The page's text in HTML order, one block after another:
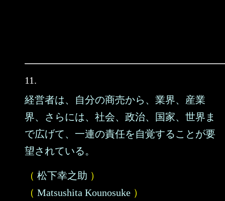
11.
経営者は、自分の商売から、業界、産業
界、さらには、社会、政治、国家、世界ま
で広げて、一連の責任を自覚することが要
望されている。
（ 松下幸之助 ）
（ Matsushita Kounosuke ）